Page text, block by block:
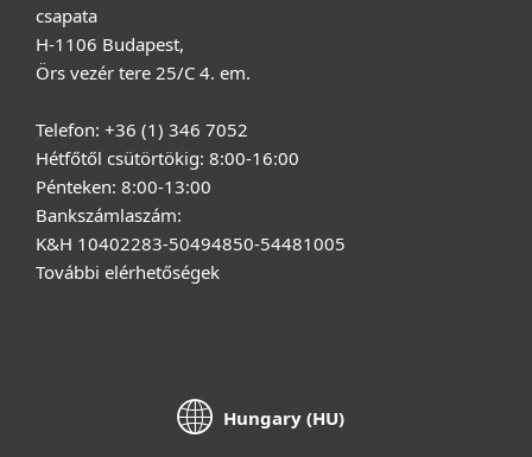
csapata
H-1106 Budapest,
Örs vezér tere 25/C 4. em.
Telefon: +36 (1) 346 7052
Hétfőtől csütörtökig: 8:00-16:00
Pénteken: 8:00-13:00
Bankszámlaszám:
K&H 10402283-50494850-54481005
További elérhetőségek
Hungary (HU)